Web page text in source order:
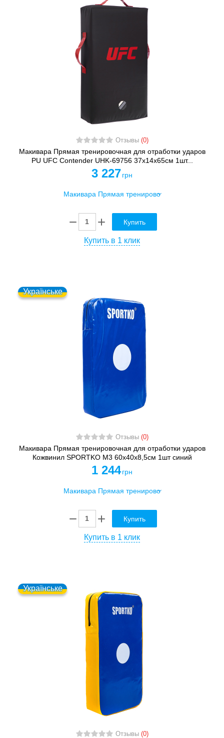
Отзывы (0)
Макивара Прямая тренировочная для отработки ударов
PU UFC Contender UHK-69756 37x14x65см 1шт...
3 227 грн
Купить
Купить в 1 клик
Українське
Отзывы (0)
Макивара Прямая тренировочная для отработки ударов
Кожвинил SPORTKO M3 60x40x8,5см 1шт синий
1 244 грн
Купить
Купить в 1 клик
Українське
Отзывы (0)